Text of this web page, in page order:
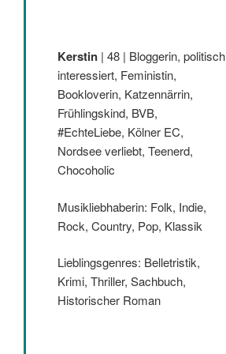
Kerstin | 48 | Bloggerin, politisch
interessiert, Feministin,
Bookloverin, Katzennärrin,
Frühlingskind, BVB,
#EchteLiebe, Kölner EC,
Nordsee verliebt, Teenerd,
Chocoholic
Musikliebhaberin: Folk, Indie,
Rock, Country, Pop, Klassik
Lieblingsgenres: Belletristik,
Krimi, Thriller, Sachbuch,
Historischer Roman